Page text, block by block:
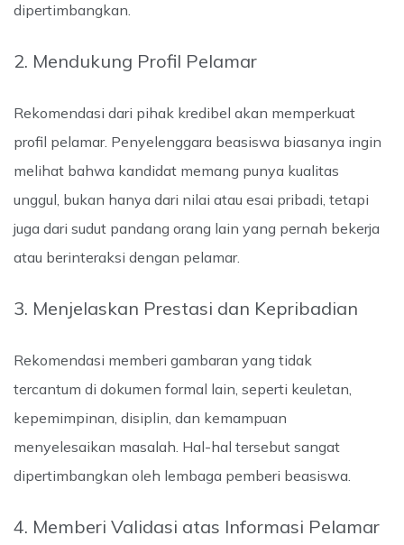
dipertimbangkan.
2. Mendukung Profil Pelamar
Rekomendasi dari pihak kredibel akan memperkuat
profil pelamar. Penyelenggara beasiswa biasanya ingin
melihat bahwa kandidat memang punya kualitas
unggul, bukan hanya dari nilai atau esai pribadi, tetapi
juga dari sudut pandang orang lain yang pernah bekerja
atau berinteraksi dengan pelamar.
3. Menjelaskan Prestasi dan Kepribadian
Rekomendasi memberi gambaran yang tidak
tercantum di dokumen formal lain, seperti keuletan,
kepemimpinan, disiplin, dan kemampuan
menyelesaikan masalah. Hal-hal tersebut sangat
dipertimbangkan oleh lembaga pemberi beasiswa.
4. Memberi Validasi atas Informasi Pelamar